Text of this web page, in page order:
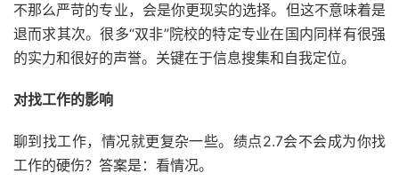
不那么严苛的专业，会是你更现实的选择。但这不意味着是
退而求其次。很多“双非”院校的特定专业在国内同样有很强
的实力和很好的声誉。关键在于信息搜集和自我定位。
对找工作的影响
聊到找工作，情况就更复杂一些。绩点2.7会不会成为你找
工作的硬伤？答案是：看情况。